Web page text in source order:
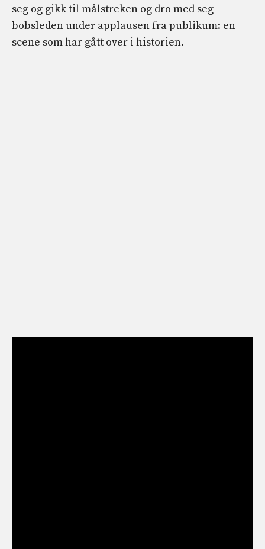
seg og gikk til målstreken og dro med seg
bobsleden under applausen fra publikum: en
scene som har gått over i historien.